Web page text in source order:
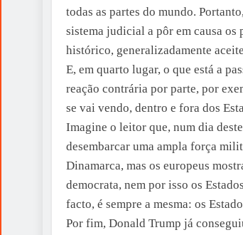
todas as partes do mundo.
sistema judicial a pôr em causa os
histórico, generalizadamente
E, em quarto lugar, o que está a
reação contrária por parte, por
se vai vendo, dentro e fora dos
Imagine o leitor que, num dia
desembarcar uma ampla força
Dinamarca, mas os europeus
democrata, nem por isso os
facto, é sempre a mesma: os
Por fim, Donald Trump já